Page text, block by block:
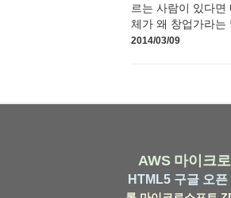
르는 사람이 있다
체가 왜 창업가라는
2014/03/09
AWS 마이크
HTML5 구글 오픈